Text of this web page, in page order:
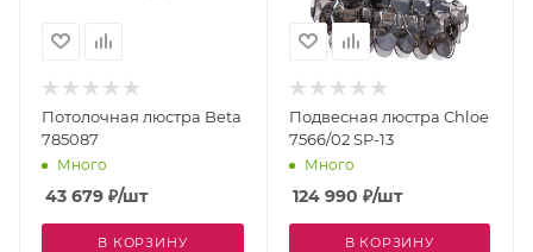
Потолочная люстра Beta
785087
Много
43 679 ₽/шт
В КОРЗИНУ
Подвесная люстра Chloe
7566/02 SP-13
Много
124 990 ₽/шт
В КОРЗИНУ